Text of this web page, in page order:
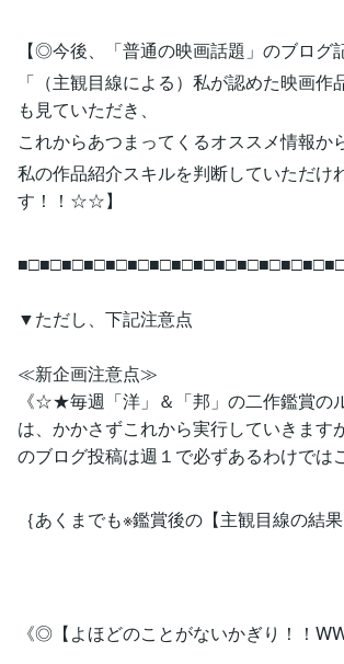
【◎今後、「普通の映画話題」のブログ
「（主観目線による）私が認めた映画作
も見ていただき、
これからあつまってくるオススメ情報から
私の作品紹介スキルを判断していただけ
す！！☆☆】
▼ただし、下記注意点
≪新企画注意点≫
《☆★毎週「洋」＆「邦」の二作鑑賞の
は、かかさずこれから実行していきます
のブログ投稿は週１で必ずあるわけでは
｛あくまでも※鑑賞後の【主観目線の結果
《◎【よほどのことがないかぎり！！WW